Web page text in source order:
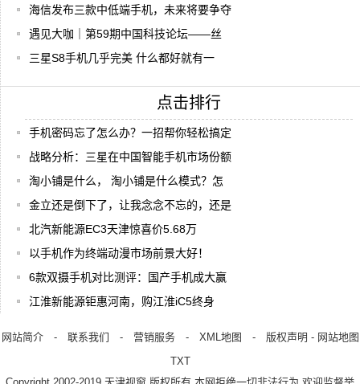
海信发布三款中低端手机，未来将要争夺
遇见大咖｜第59期中国科技论坛——丝
三星S8手机几乎完美 什么都好就有一
点击排行
手机密码忘了怎么办？一招帮你轻松搞定
战略分析：三星在中国智能手机市场份额
淘小铺是什么， 淘小铺是什么模式？怎
金立还是倒下了，让我念念不忘的，还是
北汽新能源EC3天津惊喜价5.68万
以手机作为终端动漫市场前景大好！
6款双摄手机对比测评：国产手机成大赢
江淮新能源钜惠河南，购江淮iC5终身
网站简介- 联系我们 - 营销服务- XML地图 - 版权声明 - 网站地图
TXT